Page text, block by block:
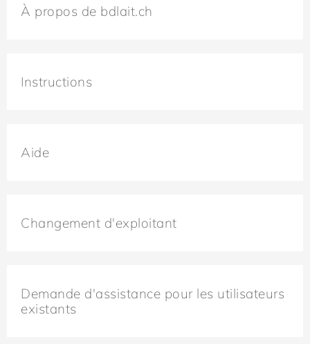
À propos de bdlait.ch
Instructions
Aide
Changement d'exploitant
Demande d'assistance pour les utilisateurs
existants